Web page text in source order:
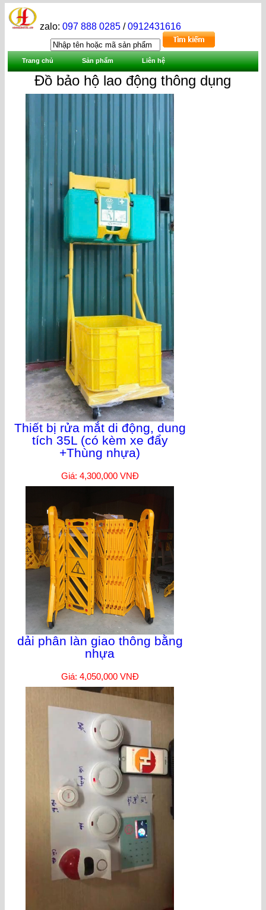
zalo:097 888 0285 /0912431616
Trang chủ Sản phẩm Liên hệ
Đồ bảo hộ lao động thông dụng
Thiết bị rửa mắt di động, dung
tích 35L (có kèm xe đẩy
+Thùng nhựa)
Giá: 4,300,000 VNĐ
dải phân làn giao thông bằng
nhựa
Giá: 4,050,000 VNĐ